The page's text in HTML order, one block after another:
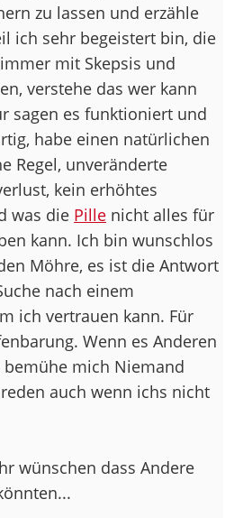
zu lassen und erzähle
ich sehr begeistert bin, die
mit Skepsis und
verstehe das wer kann
sagen es funktioniert und
habe einen natürlichen
Regel, unveränderte
kein erhöhtes
was die Pille nicht alles für
kann. Ich bin wunschlos
Möhre, es ist die Antwort
nach einem
ich vertrauen kann. Für
Wenn es Anderen
mich Niemand
auch wenn ichs nicht
wünschen dass Andere